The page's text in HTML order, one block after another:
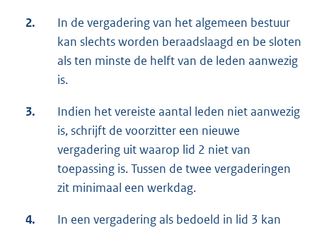
2.
In de vergadering van het algemeen bestuur
kan slechts worden beraadslaagd en be sloten
als ten minste de helft van de leden aanwezig
is.
3.
Indien het vereiste aantal leden niet aanwezig
is, schrijft de voorzitter een nieuwe
vergadering uit waarop lid 2 niet van
toepassing is. Tussen de twee vergaderingen
zit minimaal een werkdag.
4.
In een vergadering als bedoeld in lid 3 kan